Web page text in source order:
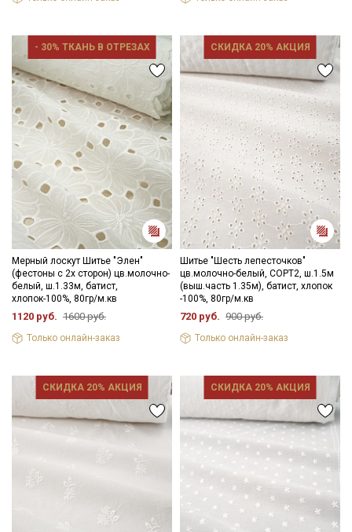
- 30% ТКАНЬ В ОТРЕЗАХ
Мерный лоскут Шитье "Элен"
(фестоны с 2х сторон) цв.молочно-
белый, ш.1.33м, батист,
хлопок-100%, 80гр/м.кв
1120 руб. 1600 руб.
Только онлайн-заказ
СКИДКА 20% АКЦИЯ
Шитье "Шесть лепесточков"
цв.молочно-белый, СОРТ2, ш.1.5м
(выш.часть 1.35м), батист, хлопок
-100%, 80гр/м.кв
720 руб. 900 руб.
Только онлайн-заказ
СКИДКА 20% АКЦИЯ СКИДКА 20% АКЦИЯ
Секретная рассылка от Купава
Мы публикуем здесь дополнительные
промокоды и скидки до 30% на узкие
категории тканей
Электронная почта
Подписаться
Ознакомлен(а) сПолитикой обработки персональных
данныхи даюСогласие на обработку персональных
данных
ДаюСогласие на получение рекламных и